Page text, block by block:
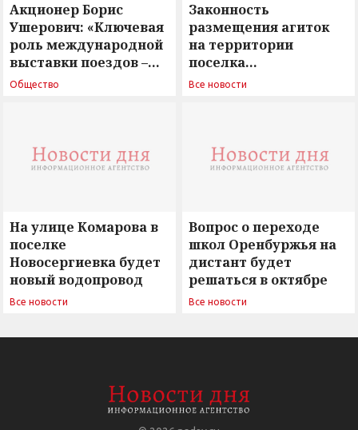
Акционер Борис
Ушерович: «Ключевая
роль международной
выставки поездов –
поиск ответов на
Общество
Законность
размещения агиток
на территории
поселка
Новосергиевка
Все новости
На улице Комарова в
поселке
Новосергиевка будет
новый водопровод
Все новости
Вопрос о переходе
школ Оренбуржья на
дистант будет
решаться в октябре
Все новости